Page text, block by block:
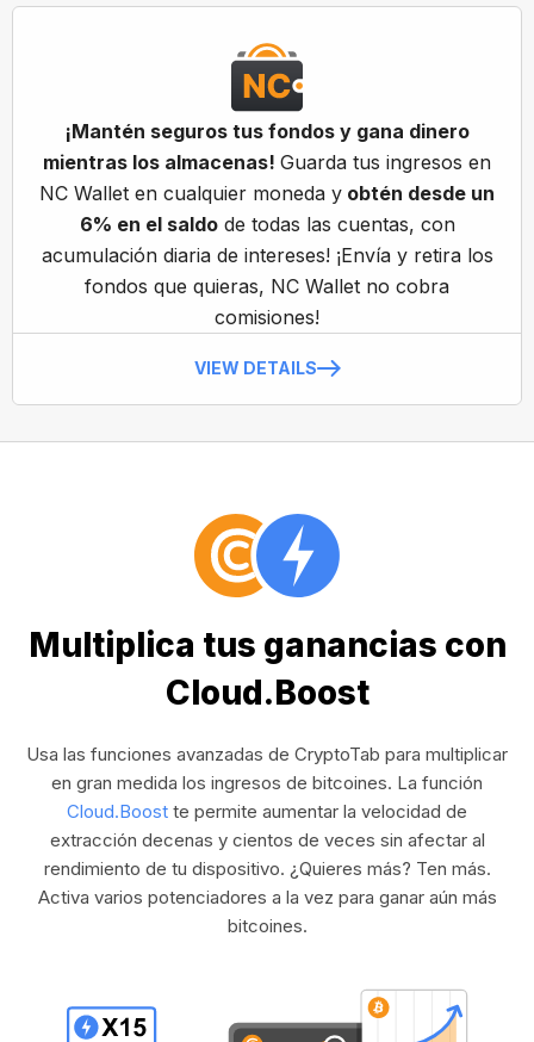
¡Mantén seguros tus fondos y gana dinero
mientras los almacenas! Guarda tus ingresos en
NC Wallet en cualquier moneda y obtén desde un
6% en el saldode todas las cuentas, con
acumulación diaria de intereses! ¡Envía y retira los
fondos que quieras, NC Wallet no cobra
comisiones!
VIEW DETAILS
Multiplica tus ganancias con
Cloud.Boost
Usa las funciones avanzadas de CryptoTab para multiplicar
en gran medida los ingresos de bitcoines. La función
Cloud.Boost te permite aumentar la velocidad de
extracción decenas y cientos de veces sin afectar al
rendimiento de tu dispositivo. ¿Quieres más? Ten más.
Activa varios potenciadores a la vez para ganar aún más
bitcoines.